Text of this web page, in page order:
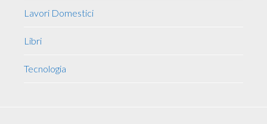
Lavori Domestici
Libri
Tecnologia